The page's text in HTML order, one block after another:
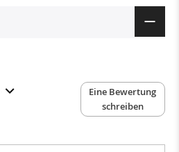
Eine Bewertung
schreiben